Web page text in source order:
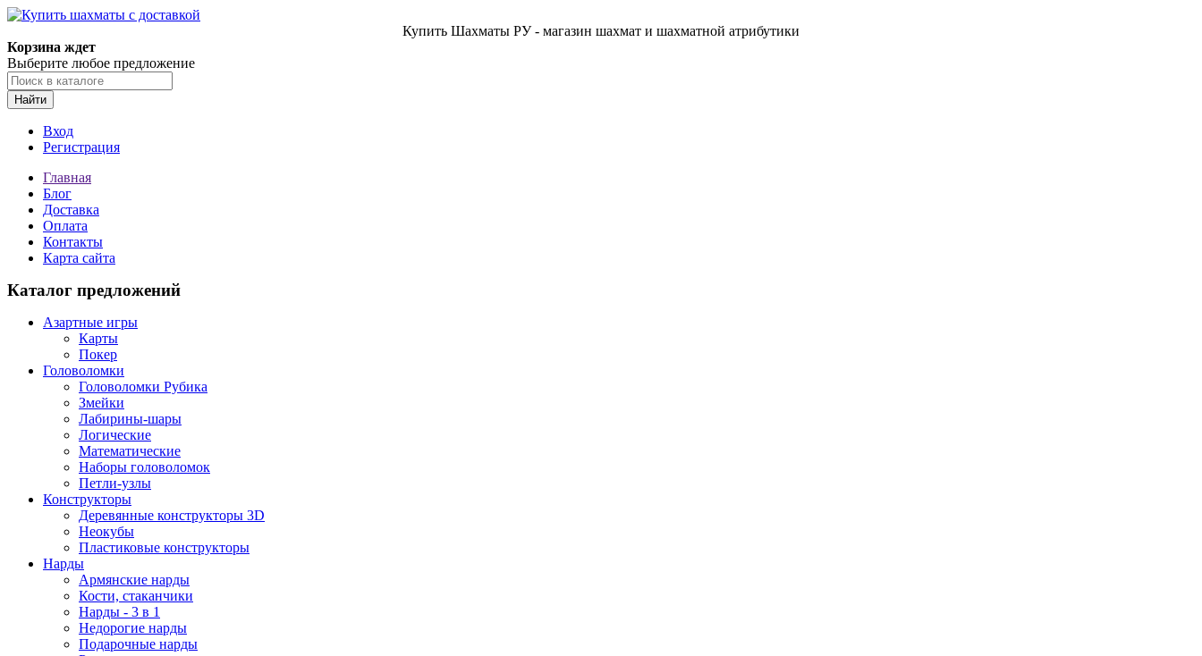
Купить Шахматы РУ - магазин шахмат и шахматной атрибутики
Корзина ждет
Выберите любое предложение
Найти
Вход
Регистрация
Главная
Блог
Доставка
Оплата
Контакты
Карта сайта
Каталог предложений
Азартные игры
Карты
Покер
Головоломки
Головоломки Рубика
Змейки
Лабирины-шары
Логические
Математические
Наборы головоломок
Петли-узлы
Конструкторы
Деревянные конструкторы 3D
Неокубы
Пластиковые конструкторы
Нарды
Армянские нарды
Кости, стаканчики
Нарды - 3 в 1
Недорогие нарды
Подарочные нарды